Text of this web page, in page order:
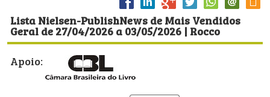
Lista Nielsen-PublishNews de Mais Vendidos
Geral de 27/04/2026 a 03/05/2026 | Rocco
Apoio: